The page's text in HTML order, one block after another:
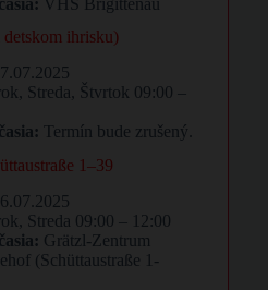
ihrisku)
Streda, Štvrtok 09:00 –
Termín bude zrušený.
1–39
Streda 09:00 – 12:00
Grätzl-Zentrum
(Schüttaustraße 1-